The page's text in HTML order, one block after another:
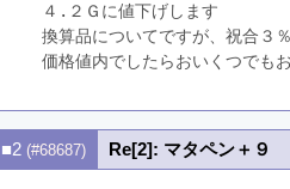
４.２Ｇに値下げします
換算品についてですが、祝合３
価格値内でしたらおいくつでも
■2 (#68687) Re[2]: マタペン＋９